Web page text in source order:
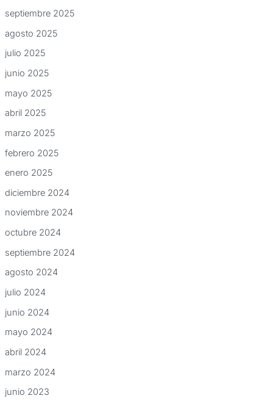
septiembre 2025
agosto 2025
julio 2025
junio 2025
mayo 2025
abril 2025
marzo 2025
febrero 2025
enero 2025
diciembre 2024
noviembre 2024
octubre 2024
septiembre 2024
agosto 2024
julio 2024
junio 2024
mayo 2024
abril 2024
marzo 2024
junio 2023